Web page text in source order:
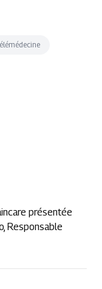
présentée
Responsable